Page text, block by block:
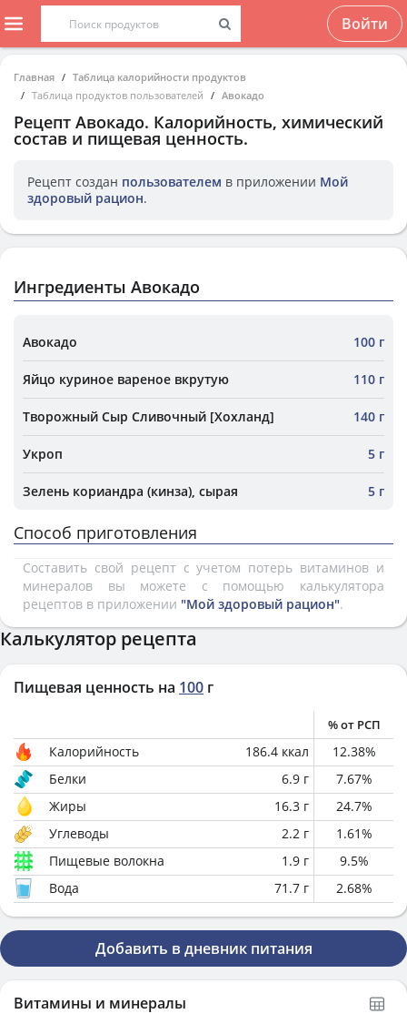
Войти
Главная
Таблица калорийности продуктов
Таблица продуктов пользователей
Авокадо
Рецепт Авокадо. Калорийность, химический
состав и пищевая ценность.
Рецепт создан пользователем в приложении Мой
здоровый рацион.
Ингредиенты Авокадо
Авокадо 100 г
Яйцо куриное вареное вкрутую 110 г
Творожный Сыр Сливочный [Хохланд] 140 г
Укроп 5 г
Зелень кориандра (кинза), сырая 5 г
Способ приготовления
Составить свой рецепт с учетом потерь витаминов и
минералов вы можете с помощью калькулятора
рецептов в приложении "Мой здоровый рацион".
Калькулятор рецепта
Пищевая ценность на 100 г
% от РСП
Калорийность 186.4 ккал 12.38%
Белки
6.9 г 7.67%
Жиры
16.3 г 24.7%
Углеводы
2.2 г 1.61%
Пищевые волокна
1.9 г 9.5%
Вода
71.7 г 2.68%
Добавить в дневник питания
Витамины и минералы